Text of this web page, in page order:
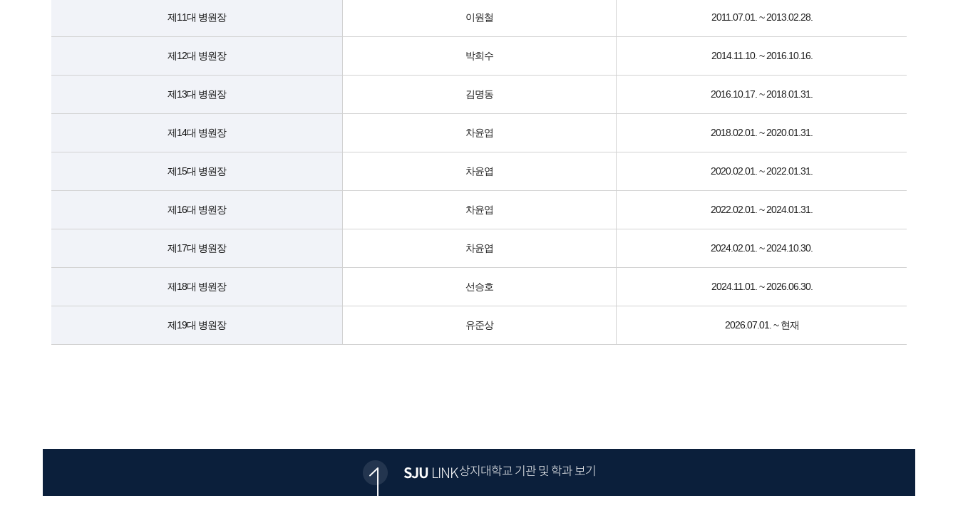
제11대 병원장 이원철 2011.07.01. ~ 2013.02.28.
제12대 병원장 박희수 2014.11.10. ~ 2016.10.16.
제13대 병원장 김명동 2016.10.17. ~ 2018.01.31.
제14대 병원장 차윤엽 2018.02.01. ~ 2020.01.31.
제15대 병원장 차윤엽 2020.02.01. ~ 2022.01.31.
제16대 병원장 차윤엽 2022.02.01. ~ 2024.01.31.
제17대 병원장 차윤엽 2024.02.01. ~ 2024.10.30.
제18대 병원장 선승호 2024.11.01. ~ 2026.06.30.
제19대 병원장 유준상 2026.07.01. ~ 현재
SJU LINK상지대학교 기관 및 학과 보기